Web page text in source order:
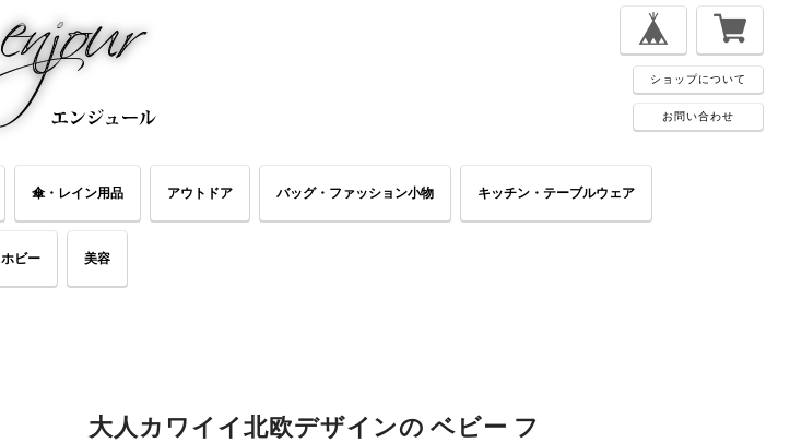
ショップについて
お問い合わせ
傘・レイン用品 アウトドア バッグ・ファッション小物 キッチン・テーブルウェア
ホビー 美容
大人カワイイ北欧デザインの ベビー フ